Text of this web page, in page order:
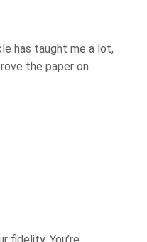
has taught me a lot,
the paper on